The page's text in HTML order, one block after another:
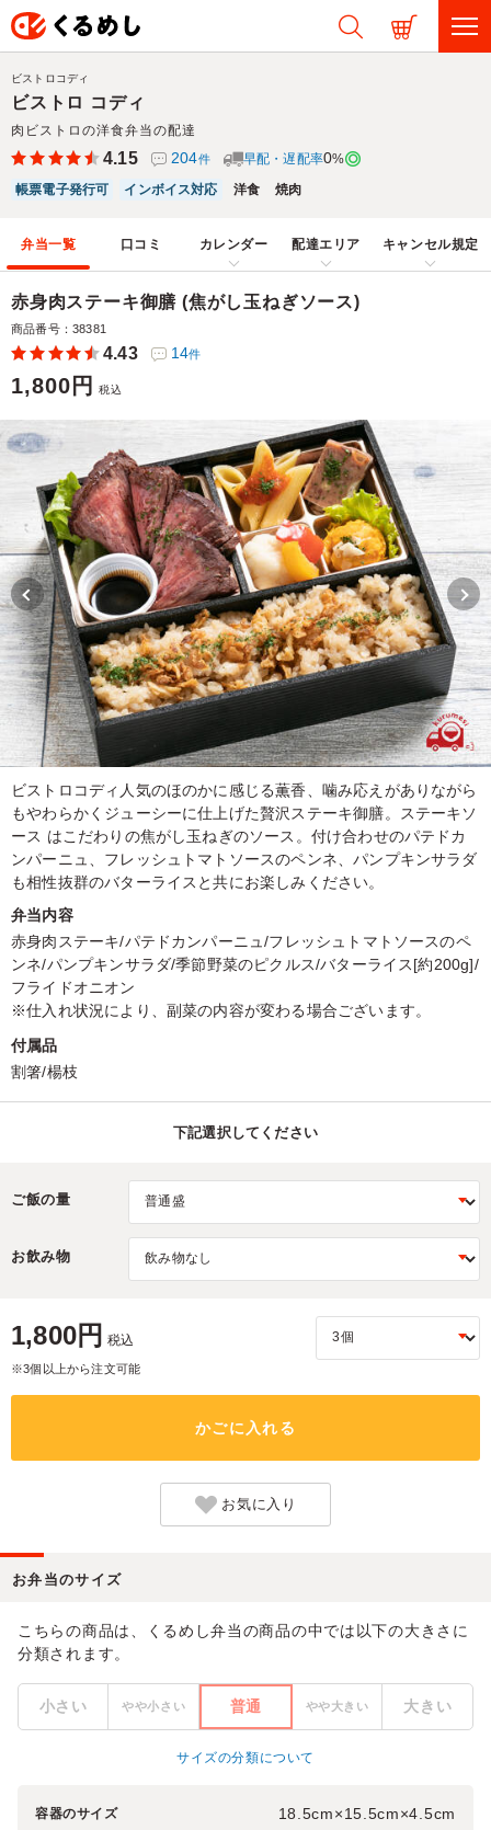
ビストロ コディ
肉ビストロの洋食弁当の配達
ビストロコディ
4.15 204件 早配・遅配率0%
帳票電子発行可
インボイス対応 洋食 焼肉
弁当一覧 口コミ カレンダー 配達エリア キャンセル規定
赤身肉ステーキ御膳 (焦がし玉ねぎソース)
商品番号：38381
4.43 14件
1,800円 税込
ビストロコディ人気のほのかに感じる薫香、噛み応えがありながら
もやわらかくジューシーに仕上げた贅沢ステーキ御膳。ステーキソ
ース はこだわりの焦がし玉ねぎのソース。付け合わせのパテドカ
ンパーニュ、フレッシュトマトソースのペンネ、パンプキンサラダ
も相性抜群のバターライスと共にお楽しみください。
弁当内容
赤身肉ステーキ/パテドカンパーニュ/フレッシュトマトソースのペ
ンネ/パンプキンサラダ/季節野菜のピクルス/バターライス[約200g]/
フライドオニオン
※仕入れ状況により、副菜の内容が変わる場合ございます。
付属品
割箸/楊枝
下記選択してください
ご飯の量
お飲み物
1,800円 税込
※3個以上から注文可能
かごに入れる
お気に入り
お弁当のサイズ
こちらの商品は、くるめし弁当の商品の中では以下の大きさに
分類されます。
小さい やや小さい 普通 やや大きい 大きい
サイズの分類について
容器のサイズ 18.5cm×15.5cm×4.5cm